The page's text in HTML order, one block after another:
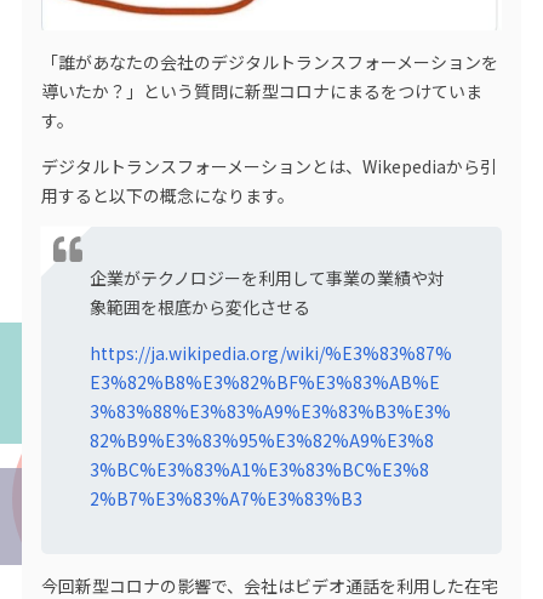
「誰があなたの会社のデジタルトランスフォーメーションを
導いたか？」という質問に新型コロナにまるをつけていま
す。
デジタルトランスフォーメーションとは、Wikepediaから引
用すると以下の概念になります。
企業がテクノロジーを利用して事業の業績や対
象範囲を根底から変化させる
https://ja.wikipedia.org/wiki/%E3%83%87%
E3%82%B8%E3%82%BF%E3%83%AB%E
3%83%88%E3%83%A9%E3%83%B3%E3%
82%B9%E3%83%95%E3%82%A9%E3%8
3%BC%E3%83%A1%E3%83%BC%E3%8
2%B7%E3%83%A7%E3%83%B3
今回新型コロナの影響で、会社はビデオ通話を利用した在宅